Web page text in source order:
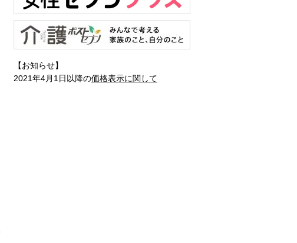
【お知らせ】
2021年4月1日以降の価格表示に関して